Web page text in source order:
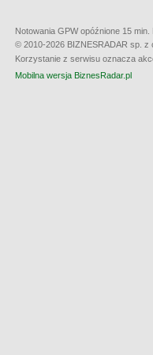
Notowania GPW opóźnione 15 min.
© 2010-2026 BIZNESRADAR sp. z
Korzystanie z serwisu oznacza
Mobilna wersja BiznesRadar.pl